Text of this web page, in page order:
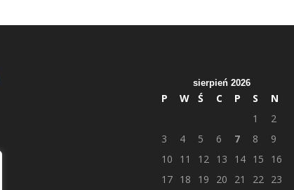
sierpień 2026
P W Ś C P S
N
1
2
3
4 5 6 7 8
9
10
11 12 13 14 15
16
17
18 19 20 21 22 23